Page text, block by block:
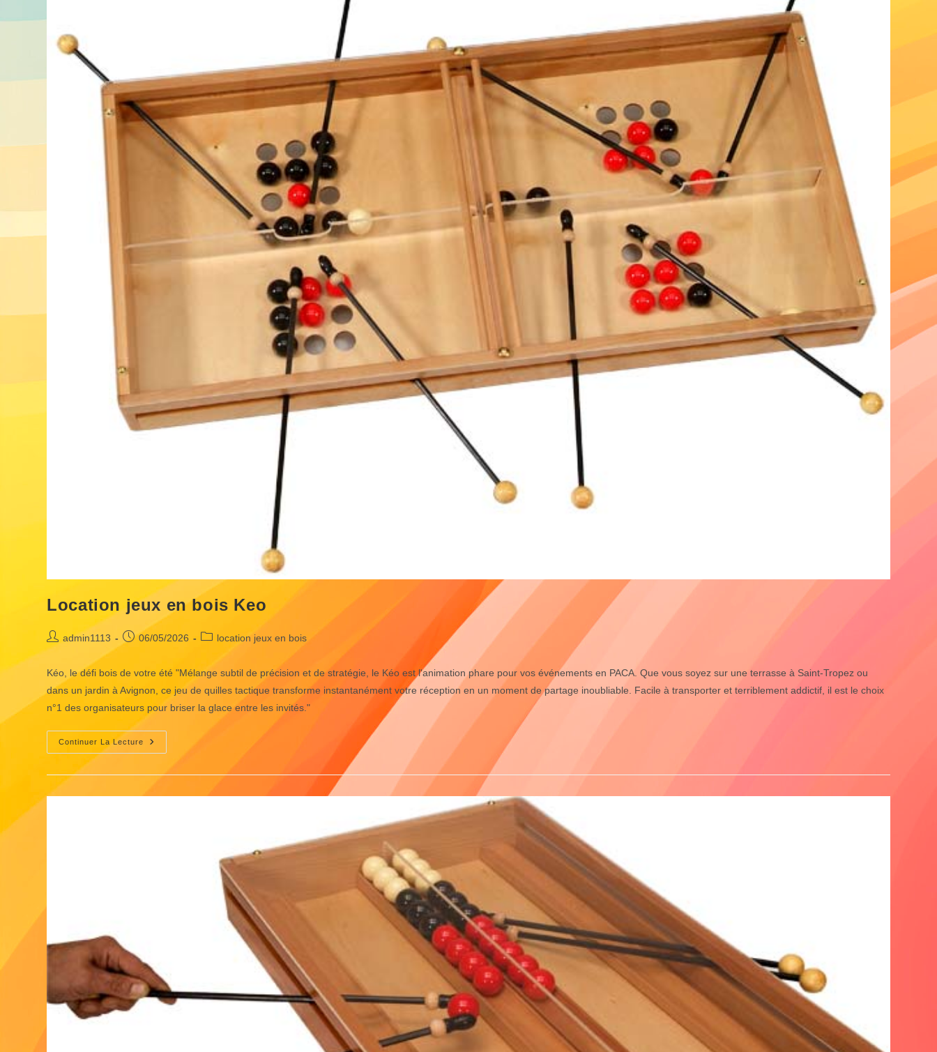
Location jeux en bois Keo
Auteur/autrice
de
publication :
admin1113
Publication
06/05/2026
Post
category:
location jeux en bois
Kéo, le défi bois de votre été "Mélange subtil de précision et de stratégie, le Kéo est l'animation phare pour vos événements en PACA. Que vous soyez sur une terrasse à Saint-Tropez ou
dans un jardin à Avignon, ce jeu de quilles tactique transforme instantanément votre réception en un moment de partage inoubliable. Facile à transporter et terriblement addictif, il est le choix
n°1 des organisateurs pour briser la glace entre les invités."
Continuer La Lecture
Location
Jeux
Keo